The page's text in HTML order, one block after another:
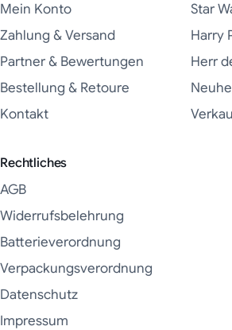
Mein Konto
Zahlung & Versand
Partner & Bewertungen
Bestellung & Retoure
Kontakt
Star
Harry
Herr
Rechtliches
AGB
Widerrufsbelehrung
Batterieverordnung
Verpackungsverordnung
Datenschutz
Impressum